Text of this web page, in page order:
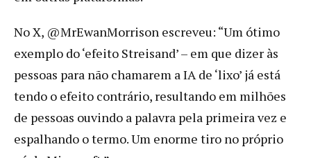
No X, @MrEwanMorrison escreveu: “Um ótimo
exemplo do ‘efeito Streisand’ – em que dizer às
pessoas para não chamarem a IA de ‘lixo’ já está
tendo o efeito contrário, resultando em milhões
de pessoas ouvindo a palavra pela primeira vez e
espalhando o termo. Um enorme tiro no próprio